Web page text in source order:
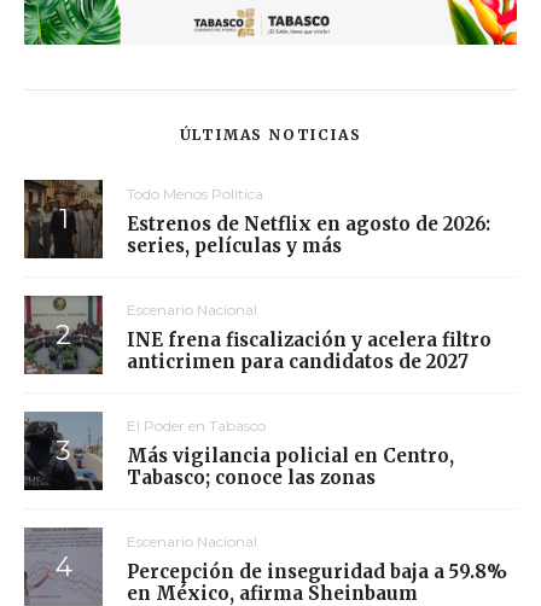
ÚLTIMAS NOTICIAS
Todo Menos Política
Estrenos de Netflix en agosto de 2026:
series, películas y más
Escenario Nacional
INE frena fiscalización y acelera filtro
anticrimen para candidatos de 2027
El Poder en Tabasco
Más vigilancia policial en Centro,
Tabasco; conoce las zonas
Escenario Nacional
Percepción de inseguridad baja a 59.8%
en México, afirma Sheinbaum